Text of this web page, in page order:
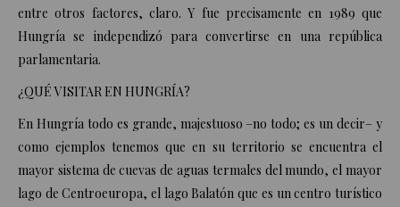
entre otros factores, claro. Y fue precisamente en 1989 que
Hungría se independizó para convertirse en una república
parlamentaria.
¿QUÉ VISITAR EN HUNGRÍA?
En Hungría todo es grande, majestuoso –no todo; es un decir– y
como ejemplos tenemos que en su territorio se encuentra el
mayor sistema de cuevas de aguas termales del mundo,​ el mayor
lago de Centroeuropa, el lago Balatón que es un centro turístico